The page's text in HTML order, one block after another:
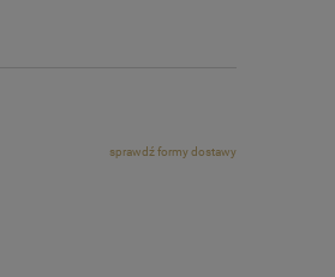
sprawdź formy dostawy